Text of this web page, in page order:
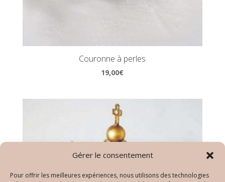
Gérer le consentement
Pour offrir les meilleures expériences, nous utilisons des technologies
Couronne à perles
19,00€